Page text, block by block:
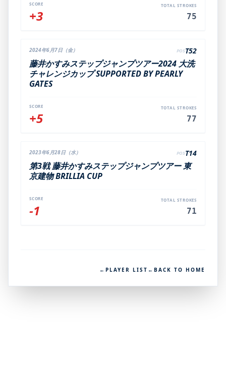
SCORE
+3
TOTAL STROKES
75
2024年6月7日（金） POST52
藤井かすみステップジャンプツアー2024 大洗
チャレンジカップ SUPPORTED BY PEARLY
GATES
SCORE
+5
TOTAL STROKES
77
2023年6月28日（水） POST14
第3戦 藤井かすみステップジャンプツアー 東
京建物 BRILLIA CUP
SCORE
-1
TOTAL STROKES
71
← PLAYER LIST ← BACK TO HOME